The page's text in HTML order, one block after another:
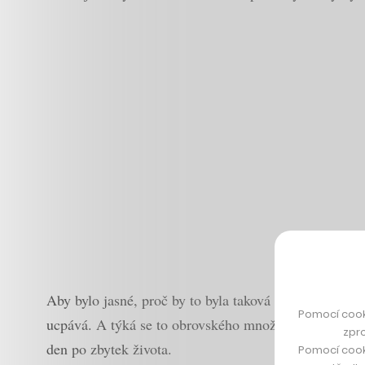
Aby bylo jasné, proč by to byla taková změna, je
ucpává. A týká se to obrovského množství lidí:
den po zbytek života.
Pomocí
Pomocí